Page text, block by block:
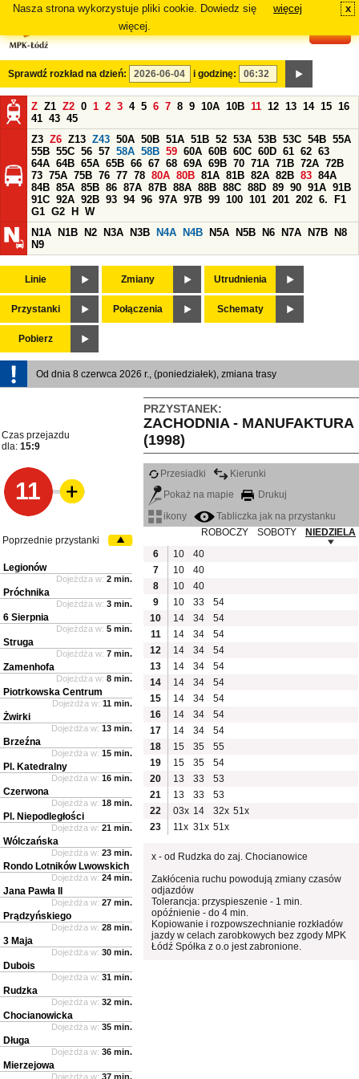
Nasza strona wykorzystuje pliki cookie. Dowiedz się
więcej.
więcej x
Sprawdź rozkład na dzień: i godzinę:
Z Z1 Z2 0 1 2 3 4 5 6 7 8 9 10A 10B 11 12 13 14 15 16
41 43 45
Z3 Z6 Z13 Z43 50A 50B 51A 51B 52 53A 53B 53C 54B 55A
55B 55C 56 57 58A 58B 59 60A 60B 60C 60D 61 62 63
64A 64B 65A 65B 66 67 68 69A 69B 70 71A 71B 72A 72B
73 75A 75B 76 77 78 80A 80B 81A 81B 82A 82B 83 84A
84B 85A 85B 86 87A 87B 88A 88B 88C 88D 89 90 91A 91B
91C 92A 92B 93 94 96 97A 97B 99 100 101 201 202 6.
F1
G1 G2 H
W
N1A
N1B N2 N3A N3B N4A N4B N5A N5B N6 N7A N7B
N8
N9
Linie Zmiany Utrudnienia
Przystanki Połączenia Schematy
Pobierz
Od dnia 8 czerwca 2026 r., (poniedziałek), zmiana trasy
PRZYSTANEK:
ZACHODNIA - MANUFAKTURA
(1998)
Czas przejazdu
dla: 15:9
11
Przesiadki
Kierunki
Pokaż na mapie
Drukuj
ikony
Tabliczka jak na przystanku
ROBOCZY
SOBOTY
NIEDZIELA
6
10
40
7
10
40
8
10
40
9
10 33
54
10
14 34
54
11
14 34
54
12
14 34
54
13
14 34
54
14
14 34
54
15
14 34
54
16
14 34
54
17
14 34
54
18
15 35
55
19
15 35
54
20
13 33
53
21
13 33
53
22
03x 14 32x 51x
23
11x 31x 51x
x - od Rudzka do zaj. Chocianowice
Zakłócenia ruchu powodują zmiany czasów
odjazdów
Tolerancja: przyspieszenie - 1 min.
opóźnienie - do 4 min.
Kopiowanie i rozpowszechnianie rozkładów
jazdy w celach zarobkowych bez zgody MPK
Łódź Spółka z o.o jest zabronione.
Poprzednie przystanki
Legionów
Dojeżdża w: 2 min.
Próchnika
Dojeżdża w: 3 min.
6 Sierpnia
Dojeżdża w: 5 min.
Struga
Dojeżdża w: 7 min.
Zamenhofa
Dojeżdża w: 8 min.
Piotrkowska Centrum
Dojeżdża w: 11 min.
Żwirki
Dojeżdża w: 13 min.
Brzeźna
Dojeżdża w: 15 min.
Pl. Katedralny
Dojeżdża w: 16 min.
Czerwona
Dojeżdża w: 18 min.
Pl. Niepodległości
Dojeżdża w: 21 min.
Wólczańska
Dojeżdża w: 23 min.
Rondo Lotników Lwowskich
Dojeżdża w: 24 min.
Jana Pawła II
Dojeżdża w: 27 min.
Prądzyńskiego
Dojeżdża w: 28 min.
3 Maja
Dojeżdża w: 30 min.
Dubois
Dojeżdża w: 31 min.
Rudzka
Dojeżdża w: 32 min.
Chocianowicka
Dojeżdża w: 35 min.
Długa
Dojeżdża w: 36 min.
Mierzejowa
Dojeżdża w: 37 min.